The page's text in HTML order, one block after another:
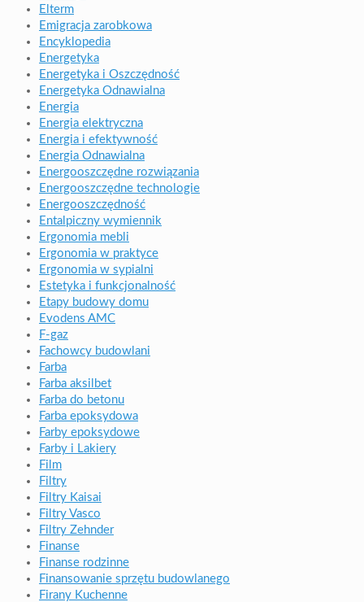
Elterm
Emigracja zarobkowa
Encyklopedia
Energetyka
Energetyka i Oszczędność
Energetyka Odnawialna
Energia
Energia elektryczna
Energia i efektywność
Energia Odnawialna
Energooszczędne rozwiązania
Energooszczędne technologie
Energooszczędność
Entalpiczny wymiennik
Ergonomia mebli
Ergonomia w praktyce
Ergonomia w sypialni
Estetyka i funkcjonalność
Etapy budowy domu
Evodens AMC
F-gaz
Fachowcy budowlani
Farba
Farba aksilbet
Farba do betonu
Farba epoksydowa
Farby epoksydowe
Farby i Lakiery
Film
Filtry
Filtry Kaisai
Filtry Vasco
Filtry Zehnder
Finanse
Finanse rodzinne
Finansowanie sprzętu budowlanego
Firany Kuchenne